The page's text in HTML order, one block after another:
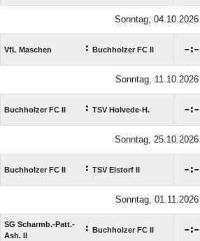
Sonntag, 04.10.2026
VfL Maschen : Buchholzer FC II :
Sonntag, 11.10.2026
Buchholzer FC II : TSV Holvede-H. :
Sonntag, 25.10.2026
Buchholzer FC II : TSV Elstorf II :
Sonntag, 01.11.2026
SG Scharmb.-Patt.-
Ash. II
: Buchholzer FC II :